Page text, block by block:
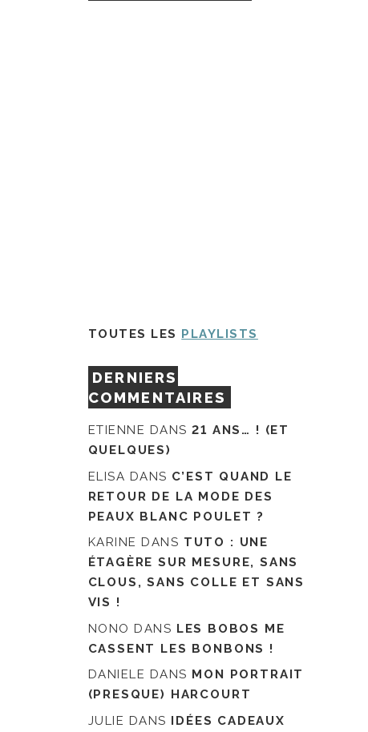
TOUTES LES PLAYLISTS
DERNIERS
COMMENTAIRES
ETIENNE DANS21 ANS… ! (ET
QUELQUES)
ELISA DANS C’EST QUAND LE
RETOUR DE LA MODE DES
PEAUX BLANC POULET ?
KARINE DANS TUTO : UNE
ÉTAGÈRE SUR MESURE, SANS
CLOUS, SANS COLLE ET SANS
VIS !
NONO DANS LES BOBOS ME
CASSENT LES BONBONS !
DANIELE DANS MON PORTRAIT
(PRESQUE) HARCOURT
JULIE DANS IDÉES CADEAUX